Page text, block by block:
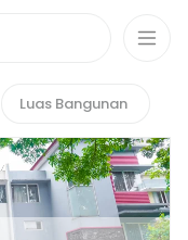
Luas Bangunan